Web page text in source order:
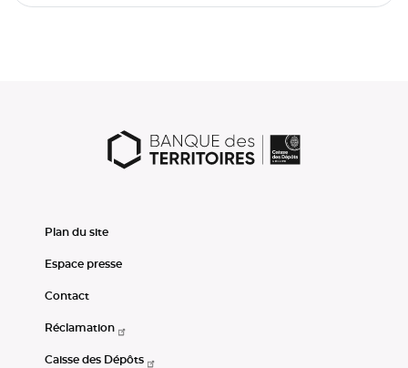
Plan du site
Espace presse
Contact
Réclamation
Caisse des Dépôts